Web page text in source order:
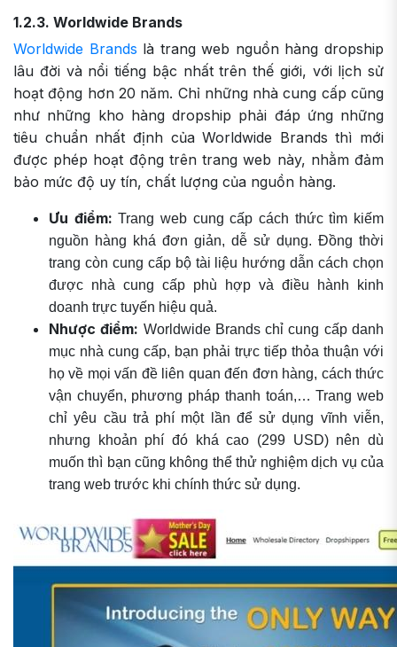
1.2.3. Worldwide Brands
Worldwide Brands là trang web nguồn hàng dropship
lâu đời và nổi tiếng bậc nhất trên thế giới, với lịch sử
hoạt động hơn 20 năm. Chỉ những nhà cung cấp cũng
như những kho hàng dropship phải đáp ứng những
tiêu chuẩn nhất định của Worldwide Brands thì mới
được phép hoạt động trên trang web này, nhằm đảm
bảo mức độ uy tín, chất lượng của nguồn hàng.
Ưu điểm: Trang web cung cấp cách thức tìm kiếm
nguồn hàng khá đơn giản, dễ sử dụng. Đồng thời
trang còn cung cấp bộ tài liệu hướng dẫn cách chọn
được nhà cung cấp phù hợp và điều hành kinh
doanh trực tuyến hiệu quả.
Nhược điểm: Worldwide Brands chỉ cung cấp danh
mục nhà cung cấp, bạn phải trực tiếp thỏa thuận với
họ về mọi vấn đề liên quan đến đơn hàng, cách thức
vận chuyển, phương pháp thanh toán,… Trang web
chỉ yêu cầu trả phí một lần để sử dụng vĩnh viễn,
nhưng khoản phí đó khá cao (299 USD) nên dù
muốn thì bạn cũng không thể thử nghiệm dịch vụ của
trang web trước khi chính thức sử dụng.